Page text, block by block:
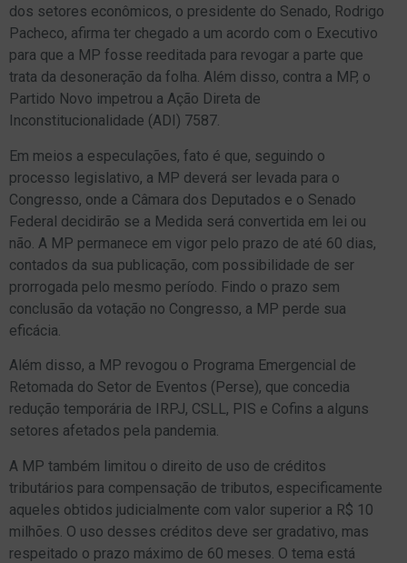
dos setores econômicos, o presidente do Senado, Rodrigo
Pacheco, afirma ter chegado a um acordo com o Executivo
para que a MP fosse reeditada para revogar a parte que
trata da desoneração da folha. Além disso, contra a MP, o
Partido Novo impetrou a Ação Direta de
Inconstitucionalidade (ADI) 7587.
Em meios a especulações, fato é que, seguindo o
processo legislativo, a MP deverá ser levada para o
Congresso, onde a Câmara dos Deputados e o Senado
Federal decidirão se a Medida será convertida em lei ou
não. A MP permanece em vigor pelo prazo de até 60 dias,
contados da sua publicação, com possibilidade de ser
prorrogada pelo mesmo período. Findo o prazo sem
conclusão da votação no Congresso, a MP perde sua
eficácia.
Além disso, a MP revogou o Programa Emergencial de
Retomada do Setor de Eventos (Perse), que concedia
redução temporária de IRPJ, CSLL, PIS e Cofins a alguns
setores afetados pela pandemia.
A MP também limitou o direito de uso de créditos
tributários para compensação de tributos, especificamente
aqueles obtidos judicialmente com valor superior a R$ 10
milhões. O uso desses créditos deve ser gradativo, mas
respeitado o prazo máximo de 60 meses. O tema está